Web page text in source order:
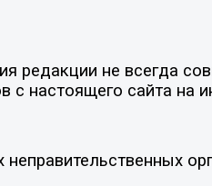
не всегда
настоящего сайта на